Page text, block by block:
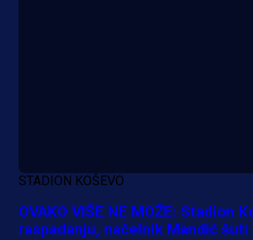
STADION KOŠEVO
OVAKO VIŠE NE MOŽE: Stadion
raspadanju, načelnik Mandić